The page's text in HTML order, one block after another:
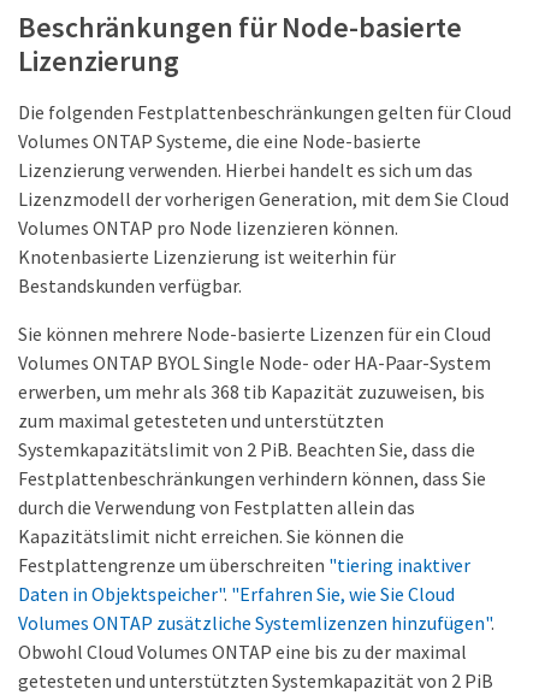
Beschränkungen für Node-basierte
Lizenzierung
Die folgenden Festplattenbeschränkungen gelten für Cloud
Volumes ONTAP Systeme, die eine Node-basierte
Lizenzierung verwenden. Hierbei handelt es sich um das
Lizenzmodell der vorherigen Generation, mit dem Sie Cloud
Volumes ONTAP pro Node lizenzieren können.
Knotenbasierte Lizenzierung ist weiterhin für
Bestandskunden verfügbar.
Sie können mehrere Node-basierte Lizenzen für ein Cloud
Volumes ONTAP BYOL Single Node- oder HA-Paar-System
erwerben, um mehr als 368 tib Kapazität zuzuweisen, bis
zum maximal getesteten und unterstützten
Systemkapazitätslimit von 2 PiB. Beachten Sie, dass die
Festplattenbeschränkungen verhindern können, dass Sie
durch die Verwendung von Festplatten allein das
Kapazitätslimit nicht erreichen. Sie können die
Festplattengrenze um überschreiten "tiering inaktiver
Daten in Objektspeicher". "Erfahren Sie, wie Sie Cloud
Volumes ONTAP zusätzliche Systemlizenzen hinzufügen".
Obwohl Cloud Volumes ONTAP eine bis zu der maximal
getesteten und unterstützten Systemkapazität von 2 PiB